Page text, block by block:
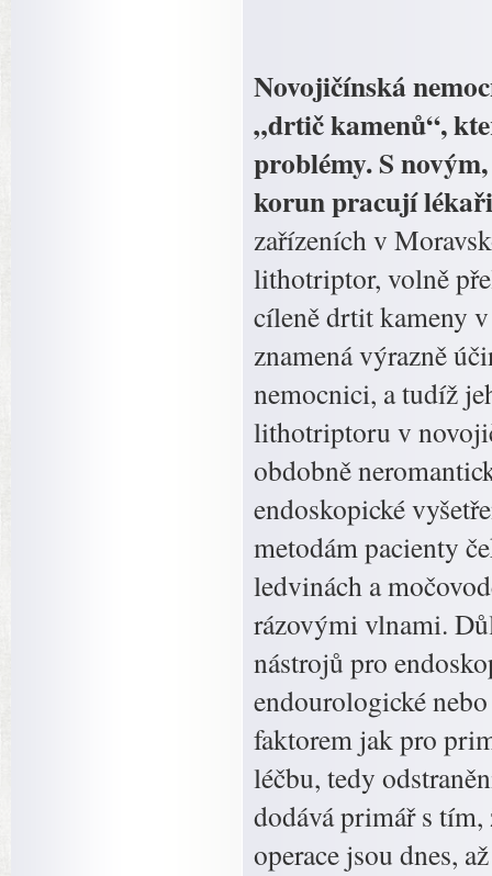
Novojičínská
„drtič kamenů“,
problémy. S
korun pracují
zařízeních v
lithotriptor, volně
cíleně drtit kameny
znamená výrazně
nemocnici, a tudíž
lithotriptoru v
obdobně
endoskopické
metodám pacienty
ledvinách a
rázovými vlnami.
nástrojů pro
endourologické
faktorem jak pro
léčbu, tedy
dodává primář s
operace jsou dnes,